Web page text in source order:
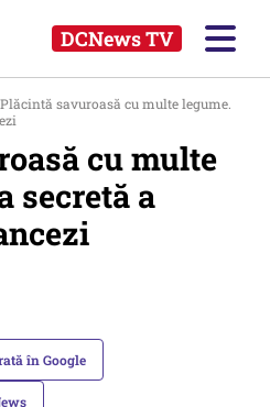
DCNews TV
Plăcintă savuroasă cu multe legume.
cu multe
secretă a
în Google